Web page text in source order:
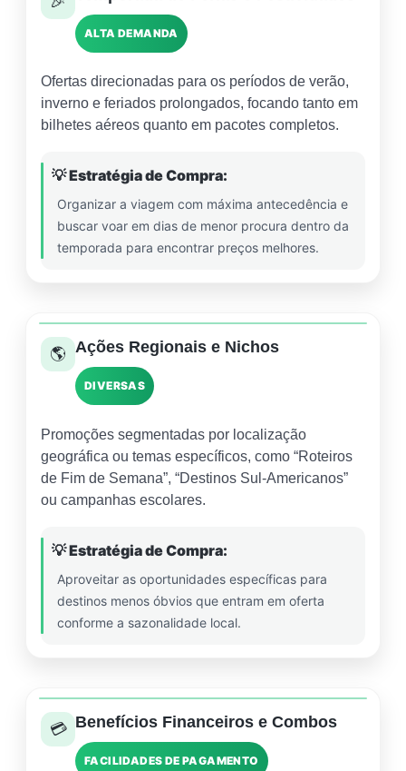
ALTA DEMANDA
Ofertas direcionadas para os períodos de verão,
inverno e feriados prolongados, focando tanto em
bilhetes aéreos quanto em pacotes completos.
💡 Estratégia de Compra:
Organizar a viagem com máxima antecedência e
buscar voar em dias de menor procura dentro da
temporada para encontrar preços melhores.
🌎 Ações Regionais e Nichos
DIVERSAS
Promoções segmentadas por localização
geográfica ou temas específicos, como “Roteiros
de Fim de Semana”, “Destinos Sul-Americanos”
ou campanhas escolares.
💡 Estratégia de Compra:
Aproveitar as oportunidades específicas para
destinos menos óbvios que entram em oferta
conforme a sazonalidade local.
💳 Benefícios Financeiros e Combos
FACILIDADES DE PAGAMENTO